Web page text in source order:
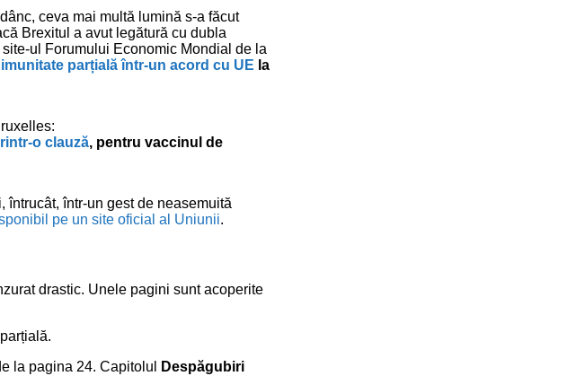
ceva mai multă lumină s-a făcut
Brexitul a avut legătură cu dubla
ul Forumului Economic Mondial de la
parțială într-un acord cu UE la
o clauză, pentru vaccinul de
întrucât, într-un gest de neasemuită
pe un site oficial al Uniunii.
drastic. Unele pagini sunt acoperite
la pagina 24. Capitolul
Despăgubiri